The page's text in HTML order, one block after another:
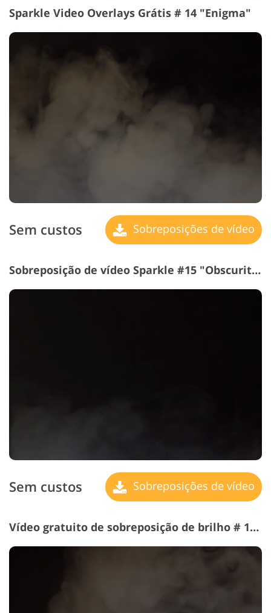
Sparkle Video Overlays Grátis # 14 "Enigma"
Sem custos Sobreposições de vídeo
Sobreposição de vídeo Sparkle #15 "Obscurity"
Sem custos Sobreposições de vídeo
Vídeo gratuito de sobreposição de brilho # 16 "Mist de the Past"